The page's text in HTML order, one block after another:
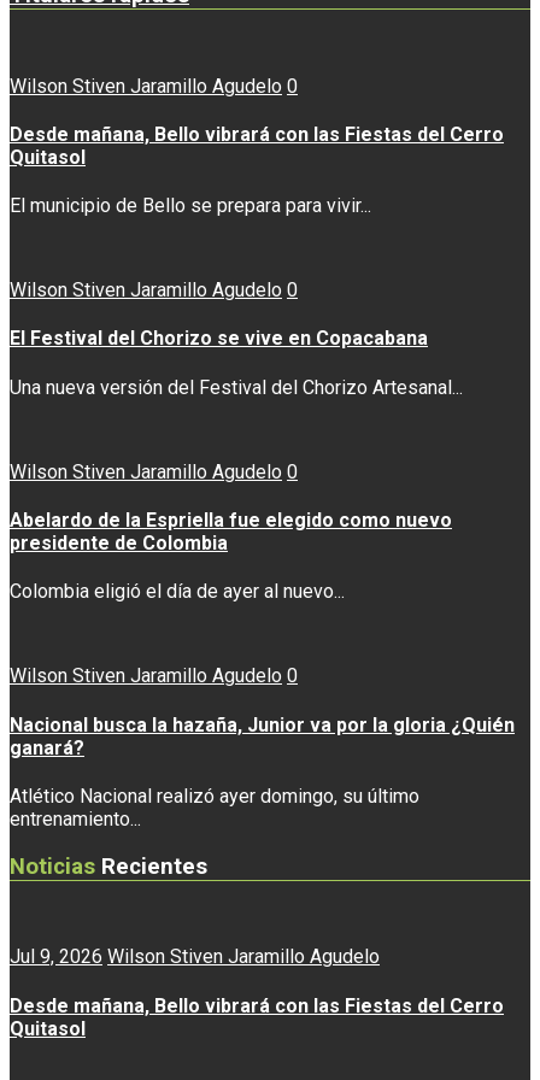
Wilson Stiven Jaramillo Agudelo 0
Desde mañana, Bello vibrará con las Fiestas del Cerro
Quitasol
El municipio de Bello se prepara para vivir...
Wilson Stiven Jaramillo Agudelo 0
El Festival del Chorizo se vive en Copacabana
Una nueva versión del Festival del Chorizo Artesanal...
Wilson Stiven Jaramillo Agudelo 0
Abelardo de la Espriella fue elegido como nuevo
presidente de Colombia
Colombia eligió el día de ayer al nuevo...
Wilson Stiven Jaramillo Agudelo 0
Nacional busca la hazaña, Junior va por la gloria ¿Quién
ganará?
Atlético Nacional realizó ayer domingo, su último
entrenamiento...
Noticias Recientes
Jul 9, 2026 Wilson Stiven Jaramillo Agudelo
Desde mañana, Bello vibrará con las Fiestas del Cerro
Quitasol